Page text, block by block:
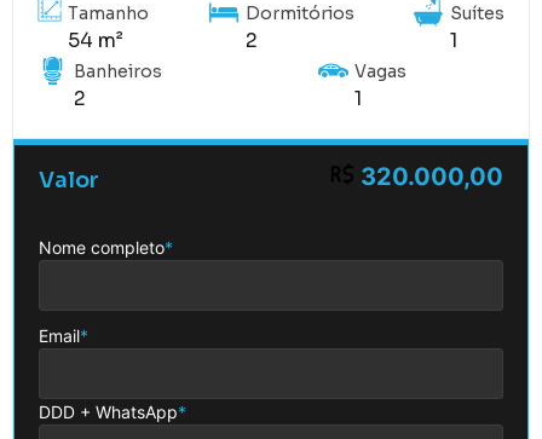
Tamanho
54 m²
Dormitórios
2
Suítes
1
Banheiros
2
Vagas
1
Valor 320.000,00
Nome completo*
Email*
DDD + WhatsApp*